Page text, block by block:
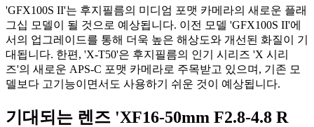
'GFX100S II'는 후지필름의 미디엄 포맷 카메라의 새로운 플래
그십 모델이 될 것으로 예상됩니다. 이전 모델 'GFX100S II'에
서의 업그레이드를 통해 더욱 높은 해상도와 개선된 화질이 기
대됩니다. 한편, 'X-T50'은 후지필름의 인기 시리즈 'X 시리
즈'의 새로운 APS-C 포맷 카메라로 주목받고 있으며, 기존 모
델보다 고기능이면서도 사용하기 쉬운 것이 예상됩니다.
기대되는 렌즈 'XF16-50mm F2.8-4.8 R